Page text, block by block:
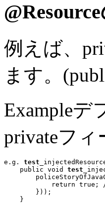
例えば、
ます。
Example
privateフ
e.g. test
public void
test
return true ;
        }));